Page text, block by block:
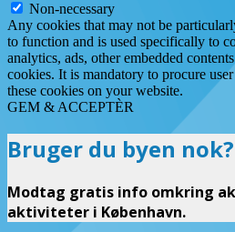
Non-necessary
Any cookies that may not be
to function and is used specifically to
analytics, ads, other embedded
cookies. It is mandatory to procure
these cookies on your website.
GEM & ACCEPTÈR
Bruger du byen nok?
Modtag gratis info omkring
aktiviteter i København.